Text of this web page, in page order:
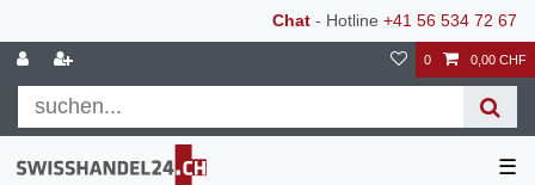
Chat - Hotline +41 56 534 72 67
0 0,00 CHF
☰